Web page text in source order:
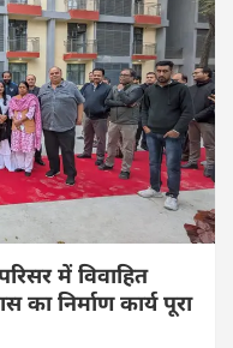
में विवाहित
का निर्माण कार्य पूरा